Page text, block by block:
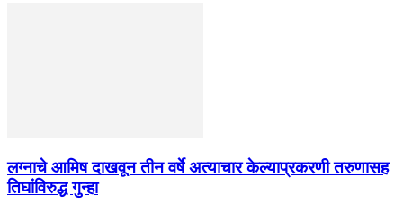
लग्नाचे आमिष दाखवून तीन वर्षे अत्याचार केल्याप्रकरणी तरुणासह
तिघांविरुद्ध गुन्हा